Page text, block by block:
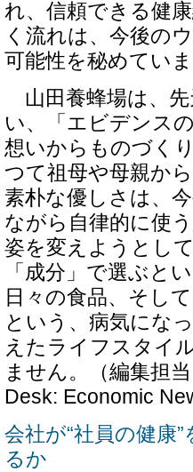
れ、信頼できる健
く流れは、今後の
可能性を秘めていま
山田養蜂場は、先
い、「エビデンス
想いからものづく
つて祖母や母親か
素朴な優しさは、
ながら自律的に使
姿を変えようとし
「成分」で選ぶと
日々の食品、そし
という、病気にな
えたライフスタイ
ません。（編集担
Desk: Economic
会社が“社員の健康
るか